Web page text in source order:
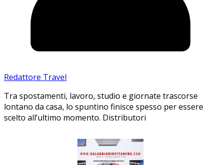
Redattore Travel
Tra spostamenti, lavoro, studio e giornate trascorse
lontano da casa, lo spuntino finisce spesso per essere
scelto all’ultimo momento. Distributori